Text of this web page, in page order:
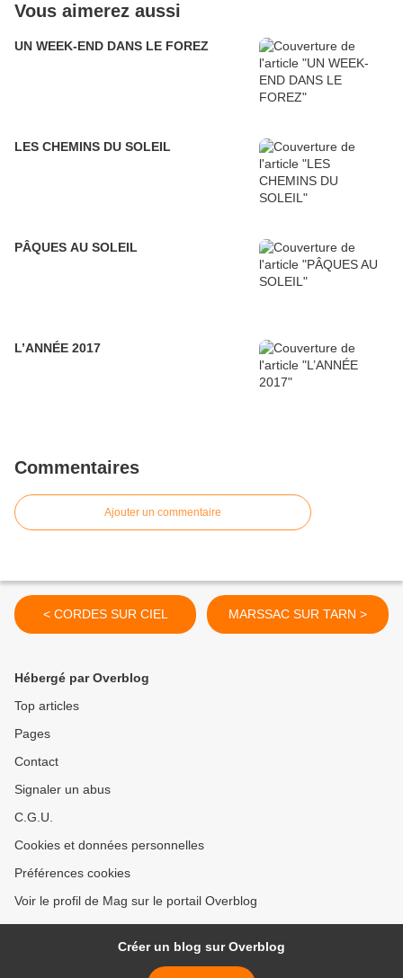
Vous aimerez aussi
UN WEEK-END DANS LE FOREZ
LES CHEMINS DU SOLEIL
PÂQUES AU SOLEIL
L’ANNÉE 2017
Commentaires
Ajouter un commentaire
< CORDES SUR CIEL MARSSAC SUR TARN >
Hébergé par Overblog
Top articles
Pages
Contact
Signaler un abus
C.G.U.
Cookies et données personnelles
Préférences cookies
Voir le profil de Mag sur le portail Overblog
Créer un blog sur Overblog